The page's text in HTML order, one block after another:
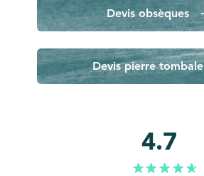
Devis obsèques
Devis pierre tombale
4.7